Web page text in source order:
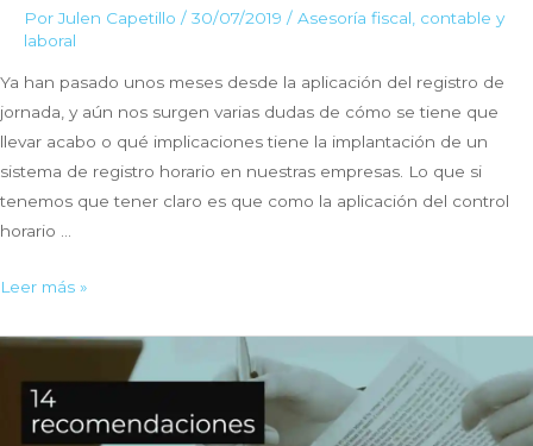
PorJulen Capetillo / 30/07/2019 / Asesoría fiscal, contable y
laboral
Ya han pasado unos meses desde la aplicación del registro de
jornada, y aún nos surgen varias dudas de cómo se tiene que
llevar acabo o qué implicaciones tiene la implantación de un
sistema de registro horario en nuestras empresas. Lo que si
tenemos que tener claro es que como la aplicación del control
horario …
Registro
y
datos
Leer más »